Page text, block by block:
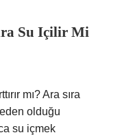
Su Içilir Mi
mı? Ara sıra
olduğu
su içmek